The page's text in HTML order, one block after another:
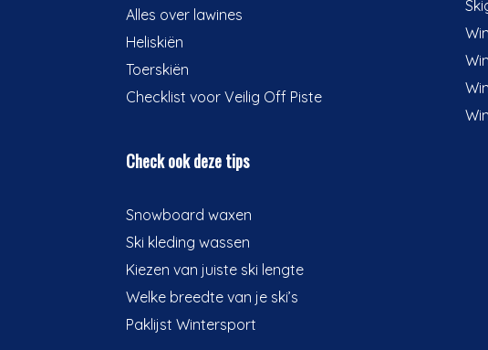
Alles over lawines
Heliskiën
Toerskiën
Checklist voor Veilig Off Piste
Check ook deze tips
Snowboard waxen
Ski kleding wassen
Kiezen van juiste ski lengte
Welke breedte van je ski’s
Paklijst Wintersport